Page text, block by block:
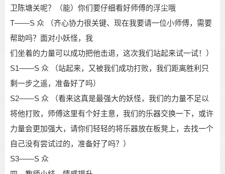
卫陈塘关呢？（能） 你们要仔细看好师傅的浮尘哦
T——S 众
（齐心协力很关键、现在我要请一位小师傅，需要
帮助吗？面对小妖怪，我
们坐着的力量可以成功把他击退，这次我们站起来试一试！）
S1——S 众
（站起来，又被我们成功打败，我们距离胜利只
剩一步之遥，准备好了吗）
S2——S 众
（看来这真是最强大的妖怪，我们的力量不足以
将他打败，师傅这里有个好主意，我们的乐器交换一下，或许
力量会更加强大，请你们轻轻的将乐器放在板凳上， 去找一个
自己没有尝试过的，准备好了吗？）
S3——S 众